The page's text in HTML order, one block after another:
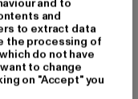
umgeht, findest Du
jederzeit kostenfei
and to
and
to extract data
the processing of
do not have
to change
on "Accept" you